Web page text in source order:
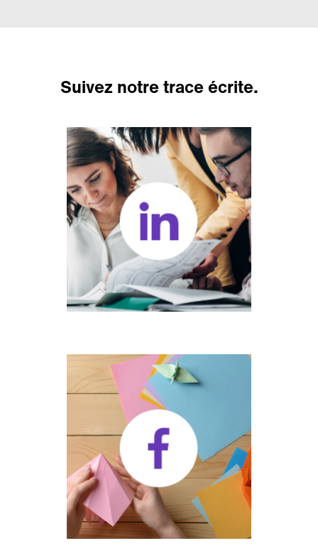
Suivez notre trace écrite.